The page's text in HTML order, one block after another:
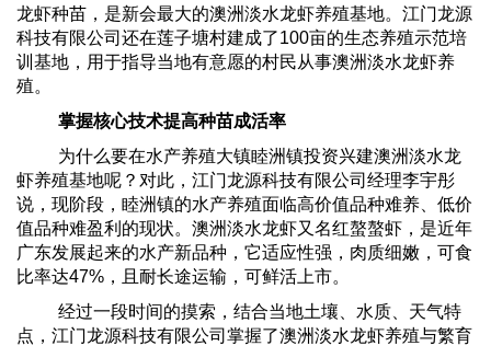
龙虾种苗，是新会最大的澳洲淡水龙虾养殖基地。江门龙源
科技有限公司还在莲子塘村建成了100亩的生态养殖示范培
训基地，用于指导当地有意愿的村民从事澳洲淡水龙虾养
殖。
掌握核心技术提高种苗成活率
为什么要在水产养殖大镇睦洲镇投资兴建澳洲淡水龙
虾养殖基地呢？对此，江门龙源科技有限公司经理李宇彤
说，现阶段，睦洲镇的水产养殖面临高价值品种难养、低价
值品种难盈利的现状。澳洲淡水龙虾又名红螯螯虾，是近年
广东发展起来的水产新品种，它适应性强，肉质细嫩，可食
比率达47% ，且耐长途运输，可鲜活上市。
经过一段时间的摸索，结合当地土壤、水质、天气特
点，江门龙源科技有限公司掌握了澳洲淡水龙虾养殖与繁育